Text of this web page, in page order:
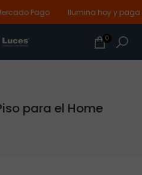
Pago Ilumina hoy y paga
0
para el Home